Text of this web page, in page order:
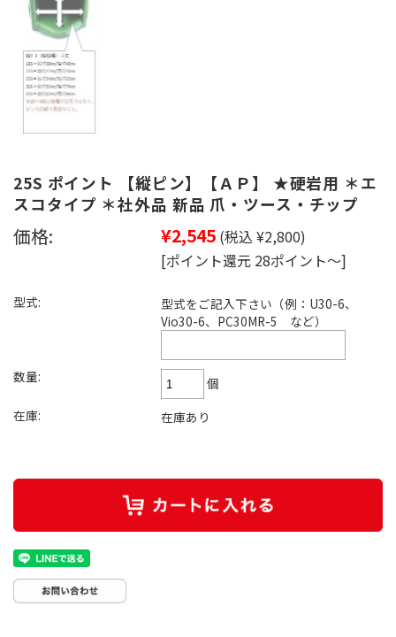
25S ポイント 【縦ピン】【ＡＰ】 ★硬岩用 ＊エ
スコタイプ ＊社外品 新品 爪・ツース・チップ
価格: ¥2,545 (税込 ¥2,800)
[ポイント還元 28ポイント～]
型式:
型式をご記入下さい（例：U30-6、
Vio30-6、PC30MR-5 など）
数量:
個
在庫:
在庫あり